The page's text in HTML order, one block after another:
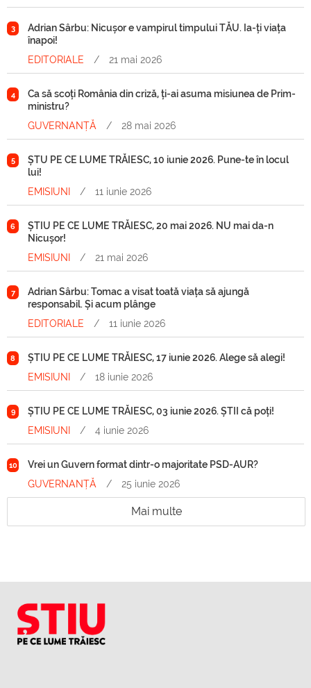
3
Adrian Sârbu: Nicușor e vampirul timpului TĂU. Ia-ți viața
înapoi!
EDITORIALE
/ 21 mai 2026
4
Ca să scoți România din criză, ți-ai asuma misiunea de Prim-
ministru?
GUVERNANȚĂ
/ 28 mai 2026
5
ȘTU PE CE LUME TRĂIESC, 10 iunie 2026. Pune-te în locul
lui!
EMISIUNI
/ 11 iunie 2026
6
ȘTIU PE CE LUME TRĂIESC, 20 mai 2026. NU mai da-n
Nicușor!
EMISIUNI
/ 21 mai 2026
7
Adrian Sârbu: Tomac a visat toată viața să ajungă
responsabil. Și acum plânge
EDITORIALE
/ 11 iunie 2026
8
ȘTIU PE CE LUME TRĂIESC, 17 iunie 2026. Alege să alegi!
EMISIUNI
/ 18 iunie 2026
9
ȘTIU PE CE LUME TRĂIESC, 03 iunie 2026. ȘTII că poți!
EMISIUNI
/ 4 iunie 2026
10
Vrei un Guvern format dintr-o majoritate PSD-AUR?
GUVERNANȚĂ
/ 25 iunie 2026
Mai multe